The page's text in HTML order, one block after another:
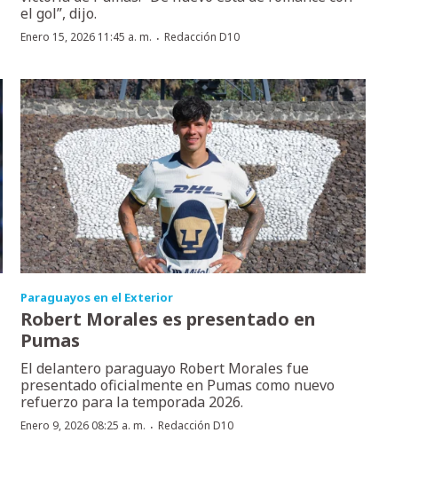
el gol”, dijo.
Enero 15, 2026 11:45 a. m. · Redacción D10
Paraguayos en el Exterior
Robert Morales es presentado en
Pumas
El delantero paraguayo Robert Morales fue
presentado oficialmente en Pumas como nuevo
refuerzo para la temporada 2026.
Enero 9, 2026 08:25 a. m. · Redacción D10